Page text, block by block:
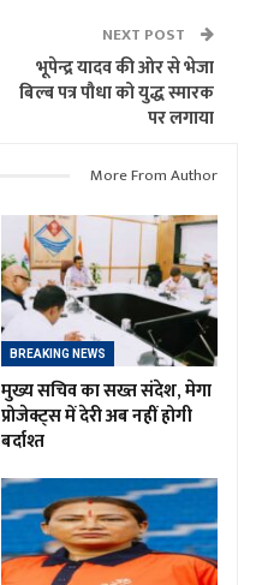
NEXT POST
भूपेन्द्र यादव की ओर से भेजा
बिल्ब पत्र पौधा को युद्ध स्मारक
पर लगाया
More From Author
BREAKING NEWS
मुख्य सचिव का सख्त संदेश, मेगा
प्रोजेक्ट्स में देरी अब नहीं होगी
बर्दाश्त